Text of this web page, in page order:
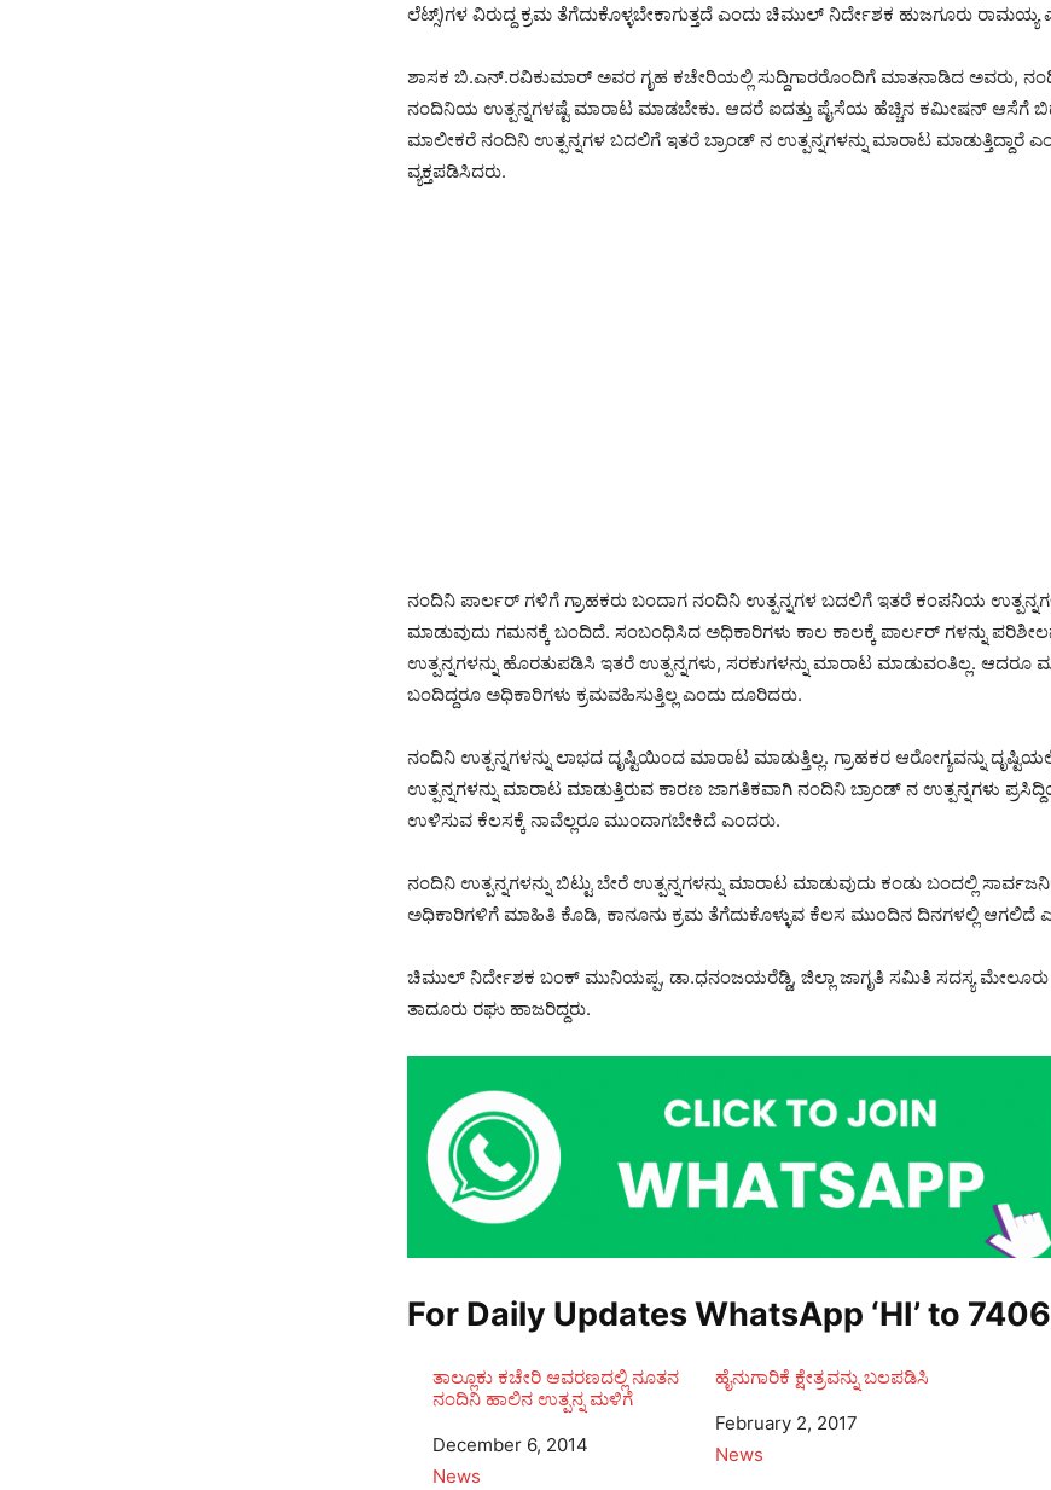
ಲೆಟ್ಸ್)ಗಳ ವಿರುದ್ದ ಕ್ರಮ ತೆಗೆದುಕೊಳ್ಳಬೇಕಾಗುತ್ತದೆ ಎಂದು ಚಿಮುಲ್ ನಿರ್ದೇಶಕ ಹುಜಗೂರು ರಾಮಯ್ಯ
ಶಾಸಕ ಬಿ.ಎನ್.ರವಿಕುಮಾರ್ ಅವರ ಗೃಹ ಕಚೇರಿಯಲ್ಲಿ ಸುದ್ದಿಗಾರರೊಂದಿಗೆ ಮಾತನಾಡಿದ ಅವರು,
ನಂದಿನಿಯ ಉತ್ಪನ್ನಗಳಷ್ಟೆ ಮಾರಾಟ ಮಾಡಬೇಕು. ಆದರೆ ಐದತ್ತು ಪೈಸೆಯ ಹೆಚ್ಚಿನ ಕಮೀಷನ್ ಆಸೆಗೆ
ಮಾಲೀಕರೆ ನಂದಿನಿ ಉತ್ಪನ್ನಗಳ ಬದಲಿಗೆ ಇತರೆ ಬ್ರಾಂಡ್‌ ನ ಉತ್ಪನ್ನಗಳನ್ನು ಮಾರಾಟ ಮಾಡುತ್ತಿದ್ದಾರೆ
ವ್ಯಕ್ತಪಡಿಸಿದರು.
ನಂದಿನಿ ಪಾರ್ಲರ್‌ ಗಳಿಗೆ ಗ್ರಾಹಕರು ಬಂದಾಗ ನಂದಿನಿ ಉತ್ಪನ್ನಗಳ ಬದಲಿಗೆ ಇತರೆ ಕಂಪನಿಯ
ಮಾಡುವುದು ಗಮನಕ್ಕೆ ಬಂದಿದೆ. ಸಂಬಂಧಿಸಿದ ಅಧಿಕಾರಿಗಳು ಕಾಲ ಕಾಲಕ್ಕೆ ಪಾರ್ಲರ್‌ ಗಳನ್ನು
ಉತ್ಪನ್ನಗಳನ್ನು ಹೊರತುಪಡಿಸಿ ಇತರೆ ಉತ್ಪನ್ನಗಳು, ಸರಕುಗಳನ್ನು ಮಾರಾಟ ಮಾಡುವಂತಿಲ್ಲ. ಆದರೂ
ಬಂದಿದ್ದರೂ ಅಧಿಕಾರಿಗಳು ಕ್ರಮವಹಿಸುತ್ತಿಲ್ಲ ಎಂದು ದೂರಿದರು.
ನಂದಿನಿ ಉತ್ಪನ್ನಗಳನ್ನು ಲಾಭದ ದೃಷ್ಟಿಯಿಂದ ಮಾರಾಟ ಮಾಡುತ್ತಿಲ್ಲ. ಗ್ರಾಹಕರ ಆರೋಗ್ಯವನ್ನು
ಉತ್ಪನ್ನಗಳನ್ನು ಮಾರಾಟ ಮಾಡುತ್ತಿರುವ ಕಾರಣ ಜಾಗತಿಕವಾಗಿ ನಂದಿನಿ ಬ್ರಾಂಡ್‌ ನ ಉತ್ಪನ್ನಗಳು
ಉಳಿಸುವ ಕೆಲಸಕ್ಕೆ ನಾವೆಲ್ಲರೂ ಮುಂದಾಗಬೇಕಿದೆ ಎಂದರು.
ನಂದಿನಿ ಉತ್ಪನ್ನಗಳನ್ನು ಬಿಟ್ಟು ಬೇರೆ ಉತ್ಪನ್ನಗಳನ್ನು ಮಾರಾಟ ಮಾಡುವುದು ಕಂಡು ಬಂದಲ್ಲಿ
ಅಧಿಕಾರಿಗಳಿಗೆ ಮಾಹಿತಿ ಕೊಡಿ, ಕಾನೂನು ಕ್ರಮ ತೆಗೆದುಕೊಳ್ಳುವ ಕೆಲಸ ಮುಂದಿನ ದಿನಗಳಲ್ಲಿ ಆಗಲಿದೆ
ಚಿಮುಲ್ ನಿರ್ದೇಶಕ ಬಂಕ್ ಮುನಿಯಪ್ಪ, ಡಾ.ಧನಂಜಯರೆಡ್ಡಿ, ಜಿಲ್ಲಾ ಜಾಗೃತಿ ಸಮಿತಿ ಸದಸ್ಯ
ತಾದೂರು ರಘು ಹಾಜರಿದ್ದರು.
For Daily Updates WhatsApp ‘HI’ to
ತಾಲ್ಲೂಕು ಕಚೇರಿ ಆವರಣದಲ್ಲಿ ನೂತನ
ನಂದಿನಿ ಹಾಲಿನ ಉತ್ಪನ್ನ ಮಳಿಗೆ
Date
December 6, 2014
In relation to
News
ಹೈನುಗಾರಿಕೆ ಕ್ಷೇತ್ರವನ್ನು ಬಲಪಡಿಸಿ
Date
February 2, 2017
In relation to
News